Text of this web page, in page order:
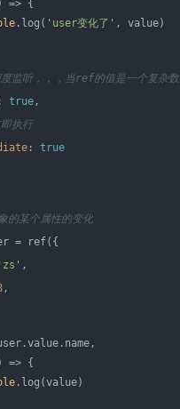
=> {
.log( 'user变化了' , value)
监听，，，当ref的值是一个复杂数
: true,
执行
: true
的某个属性的变化
= ref({
'zs' ,
,
=> {
.log(value)